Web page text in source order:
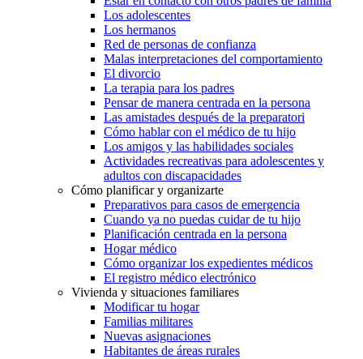
Los adolescentes
Los hermanos
Red de personas de confianza
Malas interpretaciones del comportamiento
El divorcio
La terapia para los padres
Pensar de manera centrada en la persona
Las amistades después de la preparatori
Cómo hablar con el médico de tu hijo
Los amigos y las habilidades sociales
Actividades recreativas para adolescentes y
adultos con discapacidades
Cómo planificar y organizarte
Preparativos para casos de emergencia
Cuando ya no puedas cuidar de tu hijo
Planificación centrada en la persona
Hogar médico
Cómo organizar los expedientes médicos
El registro médico electrónico
Vivienda y situaciones familiares
Modificar tu hogar
Familias militares
Nuevas asignaciones
Habitantes de áreas rurales